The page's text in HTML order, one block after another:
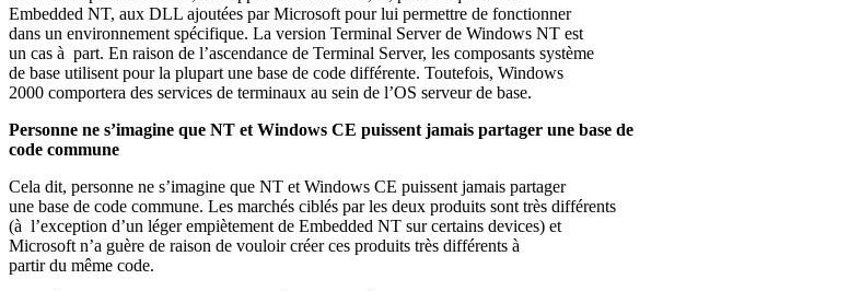
Embedded NT, aux DLL ajoutées par Microsoft pour lui permettre de fonctionner
dans un environnement spécifique. La version Terminal Server de Windows NT est
un cas à part. En raison de l’ascendance de Terminal Server, les composants système
de base utilisent pour la plupart une base de code différente. Toutefois, Windows
2000 comportera des services de terminaux au sein de l’OS serveur de base.
Personne ne s’imagine que NT et Windows CE puissent jamais partager une base de
code commune
Cela dit, personne ne s’imagine que NT et Windows CE puissent jamais partager
une base de code commune. Les marchés ciblés par les deux produits sont très différents
(à l’exception d’un léger empiètement de Embedded NT sur certains devices) et
Microsoft n’a guère de raison de vouloir créer ces produits très différents à
partir du même code.